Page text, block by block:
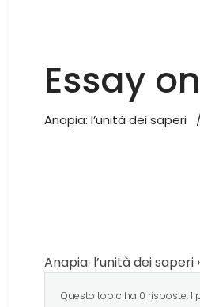
Essay
Anapia: l’unità dei saperi /
Anapia: l’unità dei saperi ›
Questo topic ha 0 risposte,